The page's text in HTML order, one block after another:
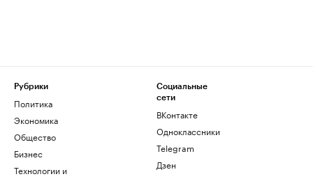
Рубрики
Политика
Экономика
Общество
Бизнес
Технологии и
Социальные
сети
ВКонтакте
Одноклассники
Telegram
Дзен